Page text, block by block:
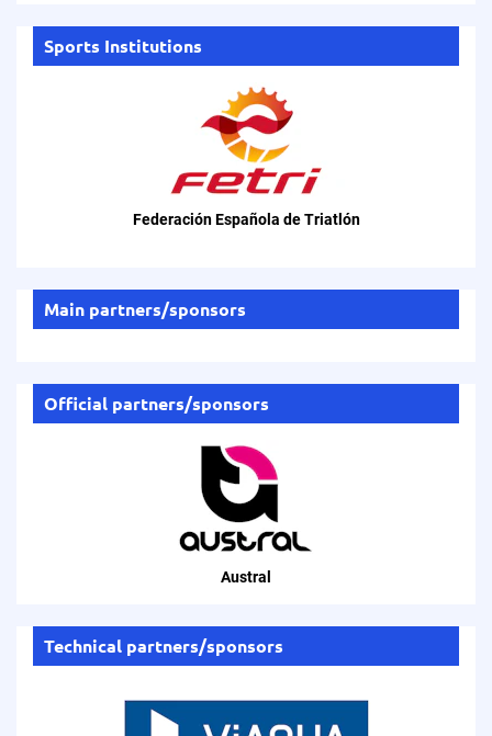
Sports Institutions
Federación Española de Triatlón
Main partners/sponsors
Official partners/sponsors
Austral
Technical partners/sponsors